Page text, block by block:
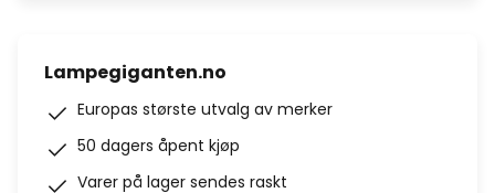
Lampegiganten.no
Europas største utvalg av merker
50 dagers åpent kjøp
Varer på lager sendes raskt